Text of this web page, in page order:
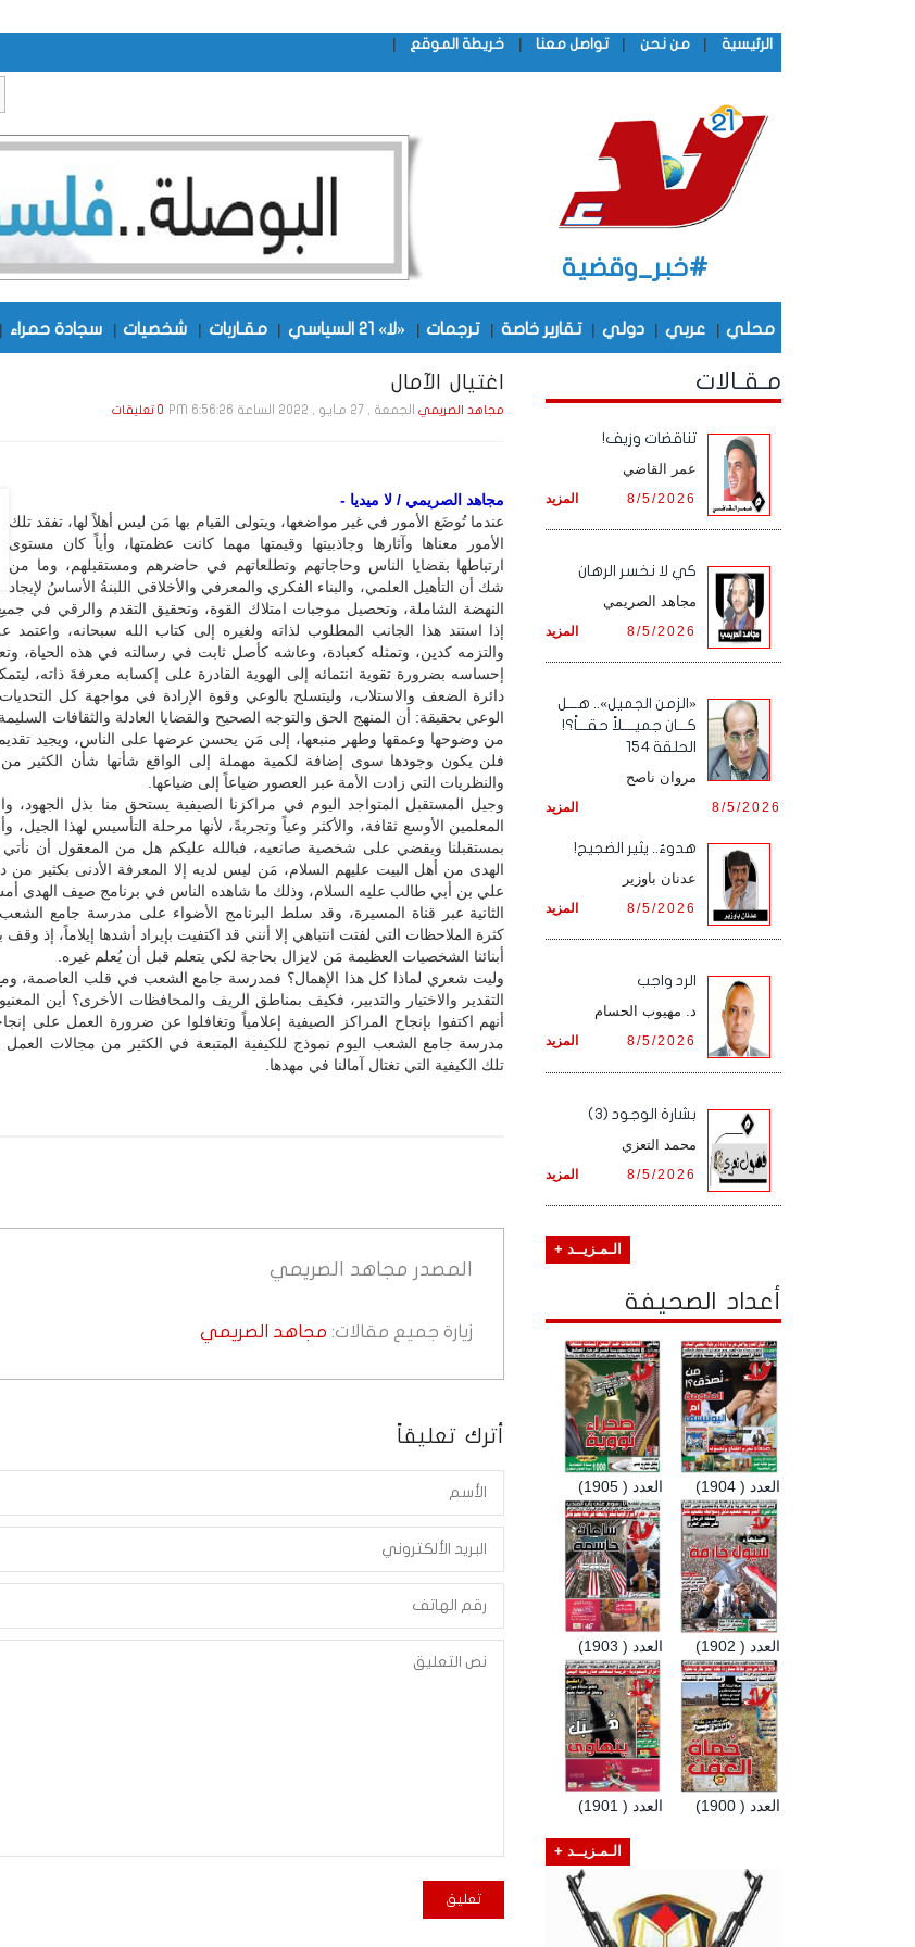
الرئيسية | من نحن | تواصل معنا | خريطة الموقع |
#خبر_وقضية
محلي | عربي | دولي | تقارير خاصة | ترجمات | «لا» 21 السياسي | مقـاربات | شخصيات | سجادة حمراء |
اغتيال الآمال
مجاهد الصريميالجمعة , 27 مـايـو , 2022 الساعة 6:56:26 PM 0 تعليقات
مجاهد الصريمي / لا ميديا -
عندما تُوضَع الأمور في غير مواضعها، ويتولى القيام بها مَن ليس أهلاً لها، تفقد تلك
الأمور معناها وآثارها وجاذبيتها وقيمتها مهما كانت عظمتها، وأياً كان مستوى
ارتباطها بقضايا الناس وحاجاتهم وتطلعاتهم في حاضرهم ومستقبلهم، وما من
شك أن التأهيل العلمي، والبناء الفكري والمعرفي والأخلاقي اللبنةُ الأساسُ لإيجاد
النهضة الشاملة، وتحصيل موجبات امتلاك القوة، وتحقيق التقدم والرقي في
إذا استند هذا الجانب المطلوب لذاته ولغيره إلى كتاب الله سبحانه، واعتمد
والتزمه كدين، وتمثله كعبادة، وعاشه كأصل ثابت في رسالته في هذه الحياة،
إحساسه بضرورة تقوية انتمائه إلى الهوية القادرة على إكسابه معرفةَ ذاته،
دائرة الضعف والاستلاب، وليتسلح بالوعي وقوة الإرادة في مواجهة كل
الوعي بحقيقة: أن المنهج الحق والتوجه الصحيح والقضايا العادلة والثقافات
من وضوحها وعمقها وطهر منبعها، إلى مَن يحسن عرضها على الناس، ويجيد
فلن يكون وجودها سوى إضافة لكمية مهملة إلى الواقع شأنها شأن الكثير من
والنظريات التي زادت الأمة عبر العصور ضياعاً إلى ضياعها.
وجيل المستقبل المتواجد اليوم في مراكزنا الصيفية يستحق منا بذل الجهود،
المعلمين الأوسع ثقافة، والأكثر وعياً وتجربةً، لأنها مرحلة التأسيس لهذا
بمستقبلنا ويقضي على شخصية صانعيه، فبالله عليكم هل من المعقول أن نأتي
الهدى من أهل البيت عليهم السلام، مَن ليس لديه إلا المعرفة الأدنى بكثير من
علي بن أبي طالب عليه السلام، وذلك ما شاهده الناس في برنامج صيف الهدى
الثانية عبر قناة المسيرة، وقد سلط البرنامج الأضواء على مدرسة جامع
كثرة الملاحظات التي لفتت انتباهي إلا أنني قد اكتفيت بإيراد أشدها إيلاماً، إذ
أبنائنا الشخصيات العظيمة مَن لايزال بحاجة لكي يتعلم قبل أن يُعلم غيره.
وليت شعري لماذا كل هذا الإهمال؟ فمدرسة جامع الشعب في قلب العاصمة،
التقدير والاختيار والتدبير، فكيف بمناطق الريف والمحافظات الأخرى؟ أين
أنهم اكتفوا بإنجاح المراكز الصيفية إعلامياً وتغافلوا عن ضرورة العمل على
مدرسة جامع الشعب اليوم نموذج للكيفية المتبعة في الكثير من مجالات العمل
تلك الكيفية التي تغتال آمالنا في مهدها.
المصدر مجاهد الصريمي
زيارة جميع مقالات: مجاهد الصريمي
أترك تعليقاً
مـقـالات
تناقضات وزيف!
عمر القاضي
المزيد 8/5/2026
كي لا نخسر الرهان
مجاهد الصريمي
المزيد 8/5/2026
«الزمن الجميل».. هـــل
كـــان جميــــلاً حقـــاً؟!
الحلقة 154
مروان ناصح
المزيد 8/5/2026
هدوءٌ.. يثير الضجيج!
عدنان باوزير
المزيد 8/5/2026
الرد واجب
د. مهيوب الحسام
المزيد 8/5/2026
بشارة الوجود (3)
محمد التعزي
المزيد 8/5/2026
الـمـزيــد +
أعداد الصحيفة
العدد ( 1905) العدد ( 1904)
العدد ( 1903) العدد ( 1902)
العدد ( 1901) العدد ( 1900)
الـمـزيــد +